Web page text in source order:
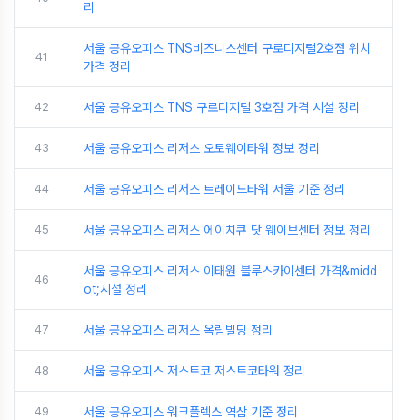
리
41
서울 공유오피스 TNS비즈니스센터 구로디지털2호점 위치
가격 정리
42 서울 공유오피스 TNS 구로디지털 3호점 가격 시설 정리
43 서울 공유오피스 리저스 오토웨이타워 정보 정리
44 서울 공유오피스 리저스 트레이드타워 서울 기준 정리
45 서울 공유오피스 리저스 에이치큐 닷 웨이브센터 정보 정리
46
서울 공유오피스 리저스 이태원 블루스카이센터 가격&midd
ot;시설 정리
47 서울 공유오피스 리저스 옥림빌딩 정리
48 서울 공유오피스 저스트코 저스트코타워 정리
49 서울 공유오피스 워크플렉스 역삼 기준 정리